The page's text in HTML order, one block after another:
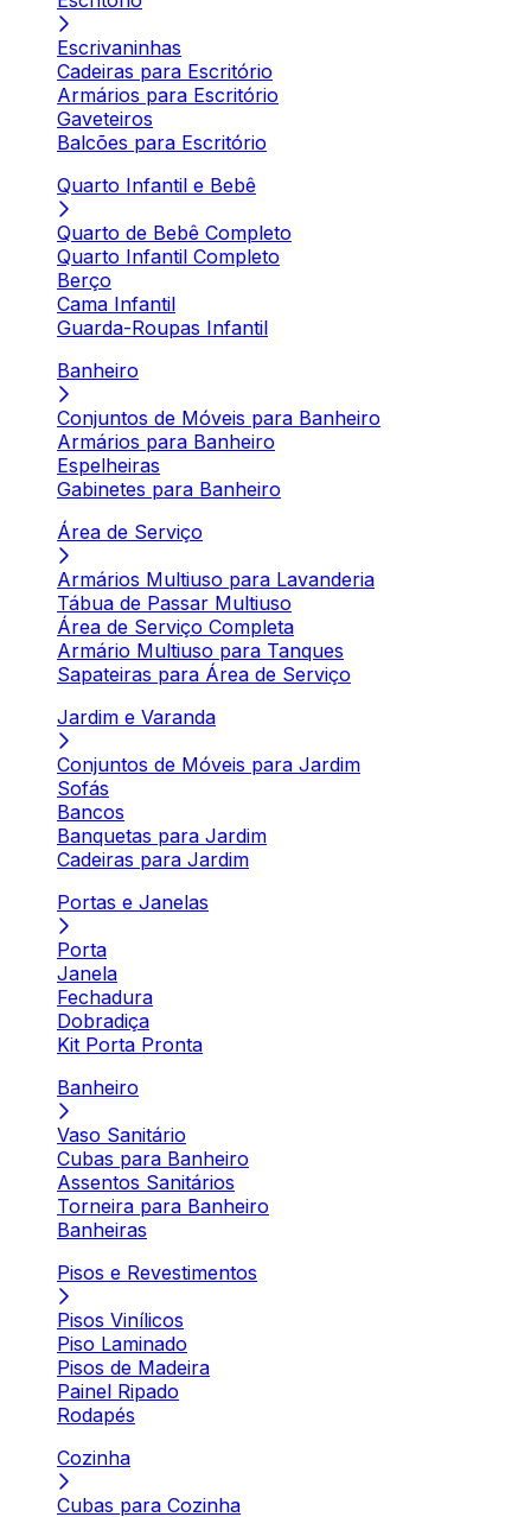
Escrivaninhas
Cadeiras para Escritório
Armários para Escritório
Gaveteiros
Balcões para Escritório
Quarto Infantil e Bebê
Quarto de Bebê Completo
Quarto Infantil Completo
Berço
Cama Infantil
Guarda-Roupas Infantil
Banheiro
Conjuntos de Móveis para Banheiro
Armários para Banheiro
Espelheiras
Gabinetes para Banheiro
Área de Serviço
Armários Multiuso para Lavanderia
Tábua de Passar Multiuso
Área de Serviço Completa
Armário Multiuso para Tanques
Sapateiras para Área de Serviço
Jardim e Varanda
Conjuntos de Móveis para Jardim
Sofás
Bancos
Banquetas para Jardim
Cadeiras para Jardim
Portas e Janelas
Porta
Janela
Fechadura
Dobradiça
Kit Porta Pronta
Banheiro
Vaso Sanitário
Cubas para Banheiro
Assentos Sanitários
Torneira para Banheiro
Banheiras
Pisos e Revestimentos
Pisos Vinílicos
Piso Laminado
Pisos de Madeira
Painel Ripado
Rodapés
Cozinha
Cubas para Cozinha